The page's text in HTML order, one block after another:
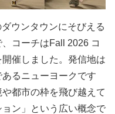
ウンタウンにそびえる
コーチはFall 2026 コ
催しました。発信地は
るニューヨークです
都市の枠を飛び越えて
ン」という広い概念で